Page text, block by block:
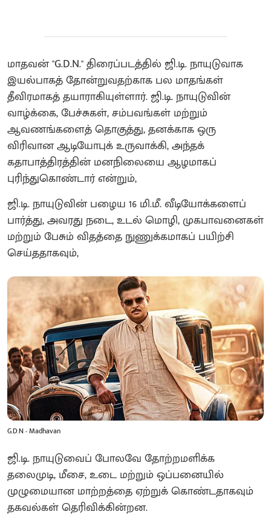
மாதவன் "G.D.N." திரைப்படத்தில் ஜி.டி. நாயுடுவாக
இயல்பாகத் தோன்றுவதற்காக பல மாதங்கள்
தீவிரமாகத் தயாராகியுள்ளார். ஜி.டி. நாயுடுவின்
வாழ்க்கை, பேச்சுகள், சம்பவங்கள் மற்றும்
ஆவணங்களைத் தொகுத்து, தனக்காக ஒரு
விரிவான ஆடியோபுக் உருவாக்கி, அந்தக்
கதாபாத்திரத்தின் மனநிலையை ஆழமாகப்
புரிந்துகொண்டார் என்றும்,
ஜி.டி. நாயுடுவின் பழைய 16 மி.மீ. வீடியோக்களைப்
பார்த்து, அவரது நடை, உடல் மொழி, முகபாவனைகள்
மற்றும் பேசும் விதத்தை நுணுக்கமாகப் பயிற்சி
செய்ததாகவும்,
G.D.N - Madhavan
ஜி.டி. நாயுடுவைப் போலவே தோற்றமளிக்க
தலைமுடி, மீசை, உடை மற்றும் ஒப்பனையில்
முழுமையான மாற்றத்தை ஏற்றுக் கொண்டதாகவும்
தகவல்கள் தெரிவிக்கின்றன.